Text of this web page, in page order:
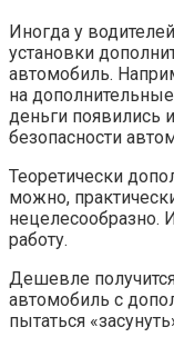
Иногда у
установки
автомобиль.
на
деньги появились
безопасности
Теоретически
можно,
нецелесообразно.
работу.
Дешевле
автомобиль с
пытаться